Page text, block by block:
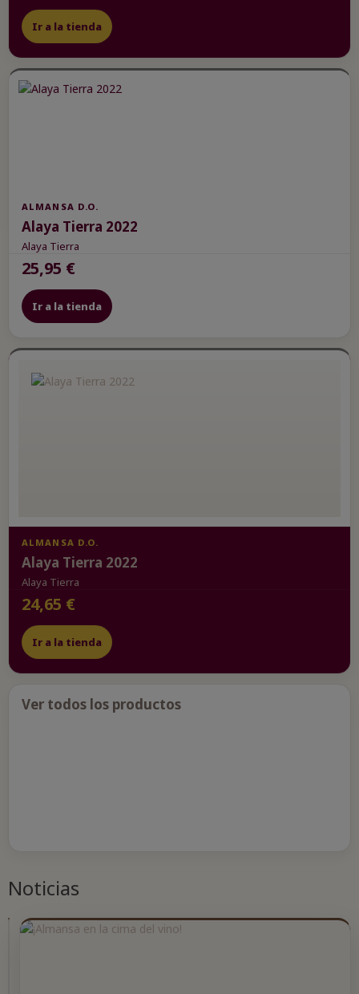
Ir a la tienda
ALMANSA D.O.
Alaya Tierra 2022
Alaya Tierra
25,95 €
Ir a la tienda
ALMANSA D.O.
Alaya Tierra 2022
Alaya Tierra
24,65 €
Ir a la tienda
Ver todos los productos
Noticias